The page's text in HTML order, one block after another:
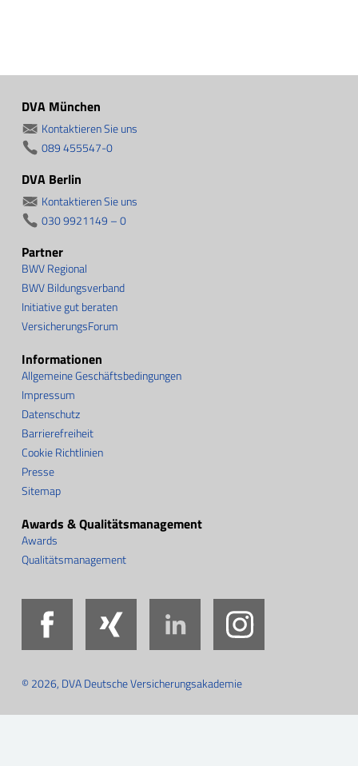
DVA München
Kontaktieren Sie uns
089 455547-0
DVA Berlin
Kontaktieren Sie uns
030 9921149 – 0
Informationen
Allgemeine Geschäftsbedingungen
Impressum
Datenschutz
Barrierefreiheit
Cookie Richtlinien
Presse
Sitemap
Partner
BWV Regional
BWV Bildungsverband
Initiative gut beraten
VersicherungsForum
Awards & Qualitätsmanagement
Awards
Qualitätsmanagement
Facebook
Xing LinkedIn
© 2026, DVA Deutsche Versicherungsakademie